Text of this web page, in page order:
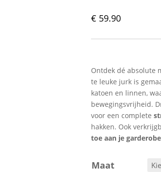
€ 59.90
Ontdek dé absolute
te leuke jurk is
katoen en linnen,
bewegingsvrijheid.
voor een complete
hakken. Ook
toe aan je
Maat